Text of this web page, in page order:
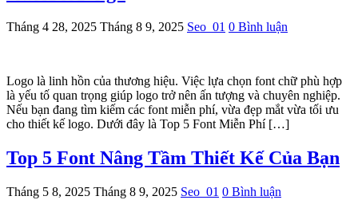
Tháng 4 28, 2025 Tháng 8 9, 2025 Seo_01 0 Bình luận
Logo là linh hồn của thương hiệu. Việc lựa chọn font chữ phù hợp
là yếu tố quan trọng giúp logo trở nên ấn tượng và chuyên nghiệp.
Nếu bạn đang tìm kiếm các font miễn phí, vừa đẹp mắt vừa tối ưu
cho thiết kế logo. Dưới đây là Top 5 Font Miễn Phí […]
Top 5 Font Nâng Tầm Thiết Kế Của Bạn
Tháng 5 8, 2025 Tháng 8 9, 2025 Seo_01 0 Bình luận